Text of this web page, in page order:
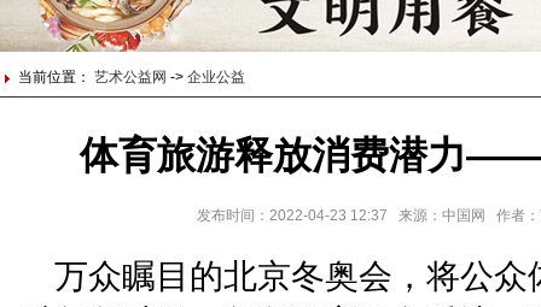
当前位置： 艺术公益网 -> 企业公益
体育旅游释放消费潜力
发布时间：2022-04-23 12:37 来源：中国网 作者
万众瞩目的北京冬奥会，将公